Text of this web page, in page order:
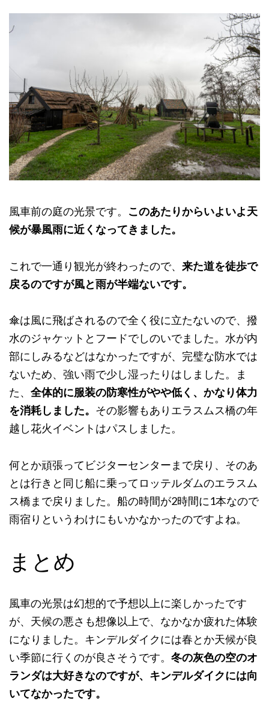
風車前の庭の光景です。 このあたりからいよいよ天
候が暴風雨に近くなってきました。
これで一通り観光が終わったので、 来た道を徒歩で
戻るのですが風と雨が半端ないです。
傘は風に飛ばされるので全く役に立たないので、撥
水のジャケットとフードでしのいでました。水が内
部にしみるなどはなかったですが、完璧な防水では
ないため、強い雨で少し湿ったりはしました。ま
た、 全体的に服装の防寒性がやや低く、かなり体力
を消耗しました。 その影響もありエラスムス橋の年
越し花火イベントはパスしました。
何とか頑張ってビジターセンターまで戻り、そのあ
とは行きと同じ船に乗ってロッテルダムのエラスム
ス橋まで戻りました。船の時間が2時間に1本なので
雨宿りというわけにもいかなかったのですよね。
まとめ
風車の光景は幻想的で予想以上に楽しかったです
が、天候の悪さも想像以上で、なかなか疲れた体験
になりました。キンデルダイクには春とか天候が良
い季節に行くのが良さそうです。 冬の灰色の空のオ
ランダは大好きなのですが、キンデルダイクには向
いてなかったです。